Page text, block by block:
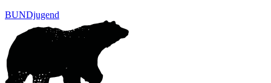
BUNDjugend